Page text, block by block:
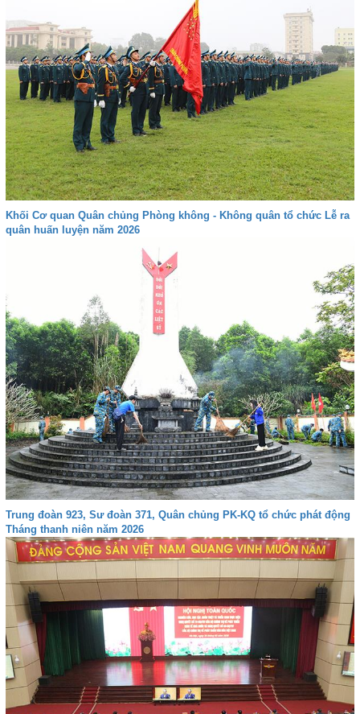
Khối Cơ quan Quân chủng Phòng không - Không quân tổ chức Lễ ra
quân huấn luyện năm 2026
Trung đoàn 923, Sư đoàn 371, Quân chủng PK-KQ tổ chức phát động
Tháng thanh niên năm 2026